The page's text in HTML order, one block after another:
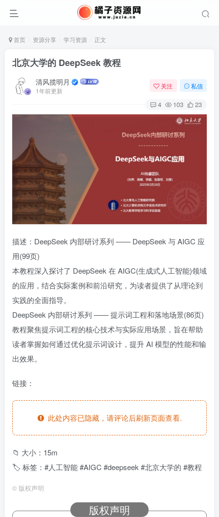
首页 资源分享 学习资源 正文
北京大学的 DeepSeek 教程
清风揽明月
1年前更新
关注 私信
4 103 23
描述：DeepSeek 内部研讨系列 —— DeepSeek 与 AIGC 应
用(99页)
本教程深入探讨了 DeepSeek 在 AIGC(生成式人工智能)领域
的应用，结合实际案例和前沿研究，为读者提供了从理论到
实践的全面指导。
DeepSeek 内部研讨系列 —— 提示词工程和落地场景(86页)
教程聚焦提示词工程的核心技术与实际应用场景，旨在帮助
读者掌握如何通过优化提示词设计，提升 AI 模型的性能和输
出效果。
链接：
此处内容已隐藏，请评论后刷新页面查看.
📁 大小：15m
🏷 标签：#人工智能 #AIGC #deepseek #北京大学的 #教程
© 版权声明
版权声明